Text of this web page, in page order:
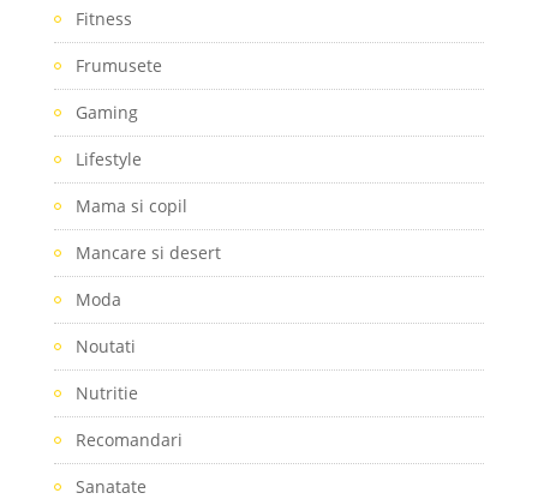
Fitness
Frumusete
Gaming
Lifestyle
Mama si copil
Mancare si desert
Moda
Noutati
Nutritie
Recomandari
Sanatate